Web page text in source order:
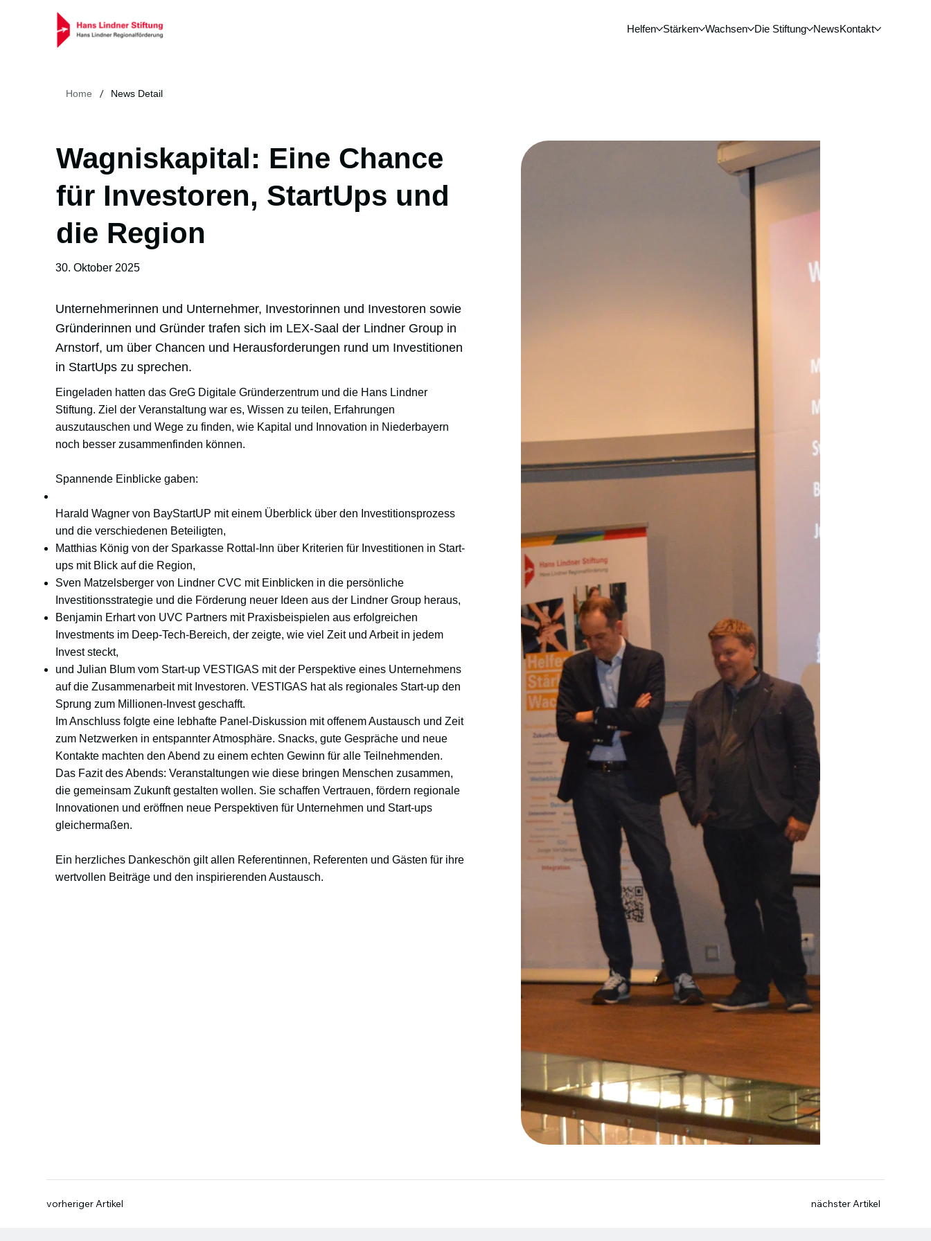
Helfen Stärken Wachsen Die Stiftung NewsKontakt
Wagniskapital: Eine Chance
für Investoren, StartUps und
die Region
30. Oktober 2025
Unternehmerinnen und Unternehmer, Investorinnen und Investoren sowie
Gründerinnen und Gründer trafen sich im LEX-Saal der Lindner Group in
Arnstorf, um über Chancen und Herausforderungen rund um Investitionen
in StartUps zu sprechen.
Eingeladen hatten das GreG Digitale Gründerzentrum und die Hans Lindner
Stiftung. Ziel der Veranstaltung war es, Wissen zu teilen, Erfahrungen
auszutauschen und Wege zu finden, wie Kapital und Innovation in Niederbayern
noch besser zusammenfinden können.
Spannende Einblicke gaben:
Harald Wagner von BayStartUP mit einem Überblick über den Investitionsprozess
und die verschiedenen Beteiligten,
Matthias König von der Sparkasse Rottal-Inn über Kriterien für Investitionen in Start-
ups mit Blick auf die Region,
Sven Matzelsberger von Lindner CVC mit Einblicken in die persönliche
Investitionsstrategie und die Förderung neuer Ideen aus der Lindner Group heraus,
Benjamin Erhart von UVC Partners mit Praxisbeispielen aus erfolgreichen
Investments im Deep-Tech-Bereich, der zeigte, wie viel Zeit und Arbeit in jedem
Invest steckt,
und Julian Blum vom Start-up VESTIGAS mit der Perspektive eines Unternehmens
auf die Zusammenarbeit mit Investoren. VESTIGAS hat als regionales Start-up den
Sprung zum Millionen-Invest geschafft.
Im Anschluss folgte eine lebhafte Panel-Diskussion mit offenem Austausch und Zeit
zum Netzwerken in entspannter Atmosphäre. Snacks, gute Gespräche und neue
Kontakte machten den Abend zu einem echten Gewinn für alle Teilnehmenden.
Das Fazit des Abends: Veranstaltungen wie diese bringen Menschen zusammen,
die gemeinsam Zukunft gestalten wollen. Sie schaffen Vertrauen, fördern regionale
Innovationen und eröffnen neue Perspektiven für Unternehmen und Start-ups
gleichermaßen.
Ein herzliches Dankeschön gilt allen Referentinnen, Referenten und Gästen für ihre
wertvollen Beiträge und den inspirierenden Austausch.
vorheriger Artikel nächster Artikel
Home / News Detail